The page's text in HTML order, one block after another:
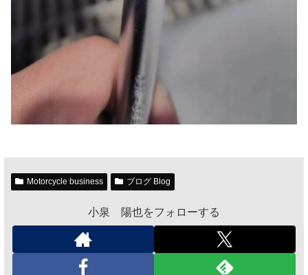
Motorcycle business ブログ Blog
小泉 陽也をフォローする